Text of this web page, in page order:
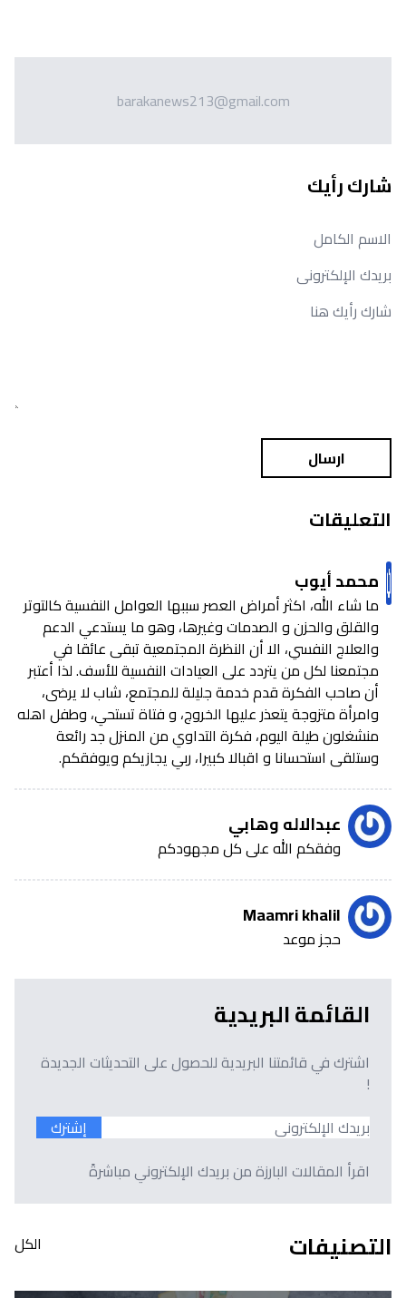
barakanews213@gmail.com
شارك رأيك
ارسال
التعليقات
محمد أيوب
ما شاء الله، اكثر أمراض العصر سببها العوامل النفسية كالتوتر
والقلق والحزن و الصدمات وغيرها، وهو ما يستدعي الدعم
والعلاج النفسي، الا أن النظرة المجتمعية تبقى عائقا في
مجتمعنا لكل من يتردد على العيادات النفسية للأسف. لذا أعتبر
أن صاحب الفكرة قدم خدمة جليلة للمجتمع، شاب لا يرضى،
وامرأة متزوجة يتعذر عليها الخروج، و فتاة تستحي، وطفل اهله
منشغلون طيلة اليوم، فكرة التداوي من المنزل جد رائعة
وستلقى استحسانا و اقبالا كبيرا، ربي يجازيكم ويوفقكم.
عبدالاله وهابي
وفقكم الله على كل مجهودكم
Maamri khalil
حجز موعد
القائمة البريدية
اشترك في قائمتنا البريدية للحصول على التحديثات الجديدة
!
إشترك
اقرأ المقالات البارزة من بريدك الإلكتروني مباشرةً
التصنيفات الكل